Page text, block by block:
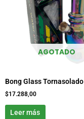
AGOTADO
Bong Glass Tornasolado
$17.288,00
Leer más